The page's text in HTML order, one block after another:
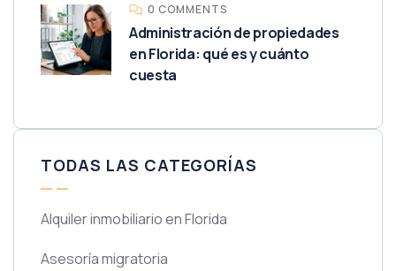
0 COMMENTS
Administración de propiedades
en Florida: qué es y cuánto
cuesta
TODAS LAS CATEGORÍAS
Alquiler inmobiliario en Florida
Asesoría migratoria